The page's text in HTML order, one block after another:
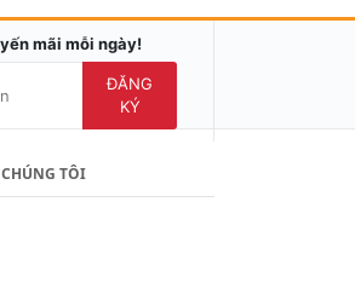
mãi mỗi ngày!
ĐĂNG
KÝ
TÔI